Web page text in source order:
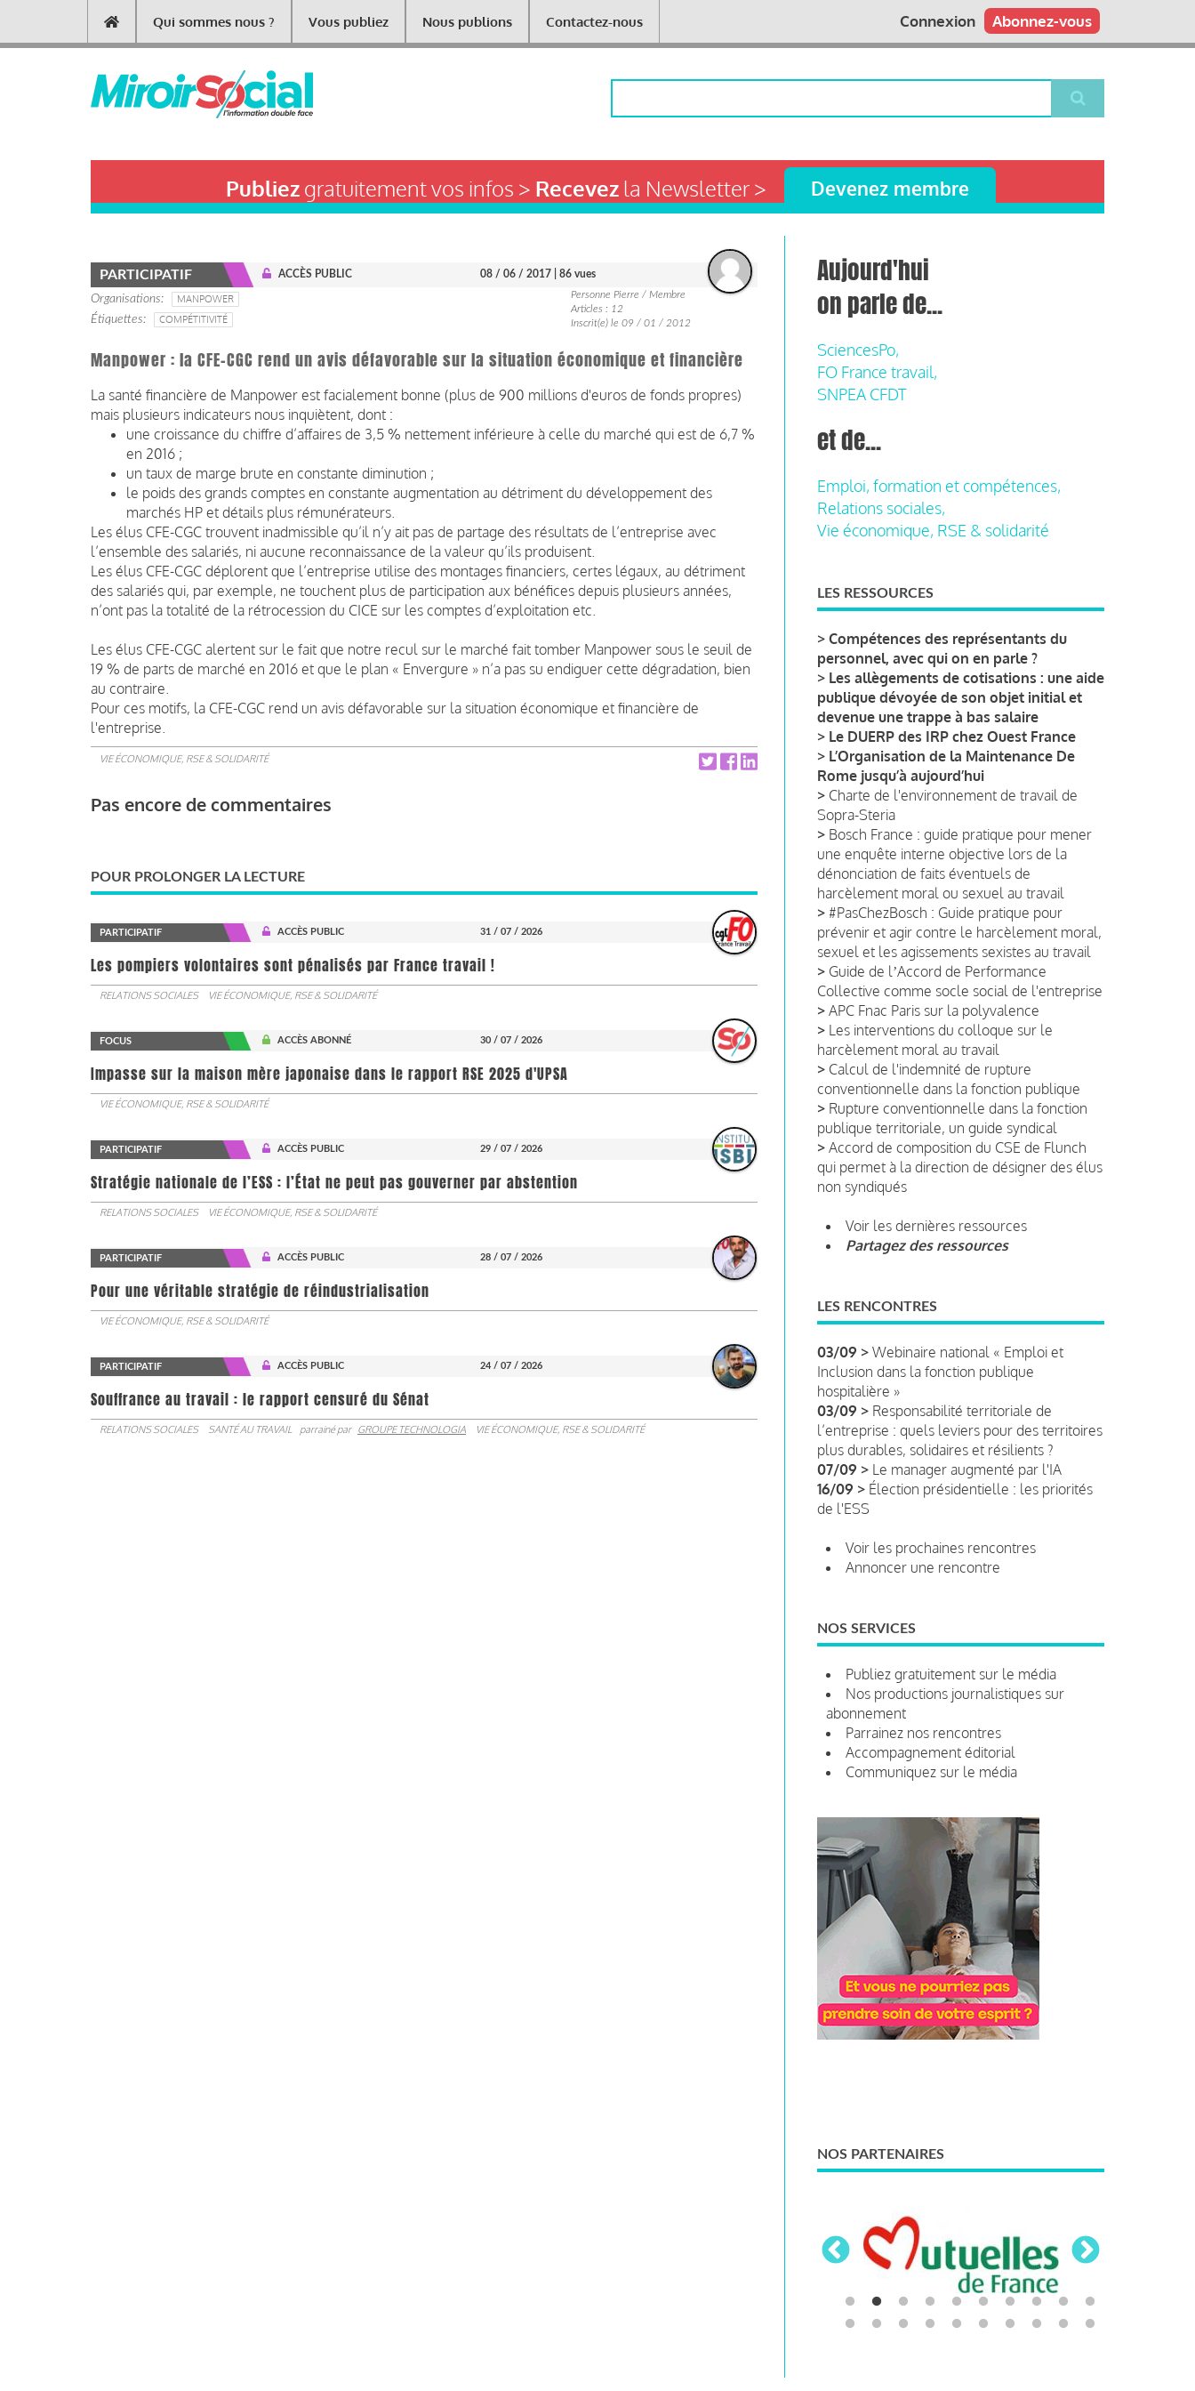
contenu
Main
navigation
Qui sommes nous ? Vous publiez Nous publions Contactez-nous Abonnez-vous
Connexion
Publiezgratuitement vos infos > Recevezla Newsletter > Devenez membre
PARTICIPATIF ACCÈS PUBLIC 08 / 06 / 2017 | 86 vues
Organisations
MANPOWER
Étiquettes
COMPÉTITIVITÉ
Personne Pierre / Membre
Articles : 12
Inscrit(e) le 09 / 01 / 2012
Manpower : la CFE-CGC rend un avis défavorable sur la situation économique et financière
La santé financière de Manpower est facialement bonne (plus de 900 millions d'euros de fonds propres)
mais plusieurs indicateurs nous inquiètent, dont :
une croissance du chiffre d’affaires de 3,5 % nettement inférieure à celle du marché qui est de 6,7 %
en 2016 ;
un taux de marge brute en constante diminution ;
le poids des grands comptes en constante augmentation au détriment du développement des
marchés HP et détails plus rémunérateurs.
Les élus CFE-CGC trouvent inadmissible qu’il n’y ait pas de partage des résultats de l’entreprise avec
l’ensemble des salariés, ni aucune reconnaissance de la valeur qu’ils produisent.
Les élus CFE-CGC déplorent que l’entreprise utilise des montages financiers, certes légaux, au détriment
des salariés qui, par exemple, ne touchent plus de participation aux bénéfices depuis plusieurs années,
n’ont pas la totalité de la rétrocession du CICE sur les comptes d’exploitation etc.
Les élus CFE-CGC alertent sur le fait que notre recul sur le marché fait tomber Manpower sous le seuil de
19 % de parts de marché en 2016 et que le plan « Envergure » n’a pas su endiguer cette dégradation, bien
au contraire.
Pour ces motifs, la CFE-CGC rend un avis défavorable sur la situation économique et financière de
l'entreprise.
VIE ÉCONOMIQUE, RSE & SOLIDARITÉ
Pas encore de commentaires
POUR PROLONGER LA LECTURE
PARTICIPATIF ACCÈS PUBLIC 31 / 07 / 2026
Les pompiers volontaires sont pénalisés par France travail !
RELATIONS SOCIALES VIE ÉCONOMIQUE, RSE & SOLIDARITÉ
FOCUS ACCÈS ABONNÉ 30 / 07 / 2026
Impasse sur la maison mère japonaise dans le rapport RSE 2025 d'UPSA
VIE ÉCONOMIQUE, RSE & SOLIDARITÉ
PARTICIPATIF ACCÈS PUBLIC 29 / 07 / 2026
Stratégie nationale de l’ESS : l’État ne peut pas gouverner par abstention
RELATIONS SOCIALES VIE ÉCONOMIQUE, RSE & SOLIDARITÉ
PARTICIPATIF ACCÈS PUBLIC 28 / 07 / 2026
Pour une véritable stratégie de réindustrialisation
VIE ÉCONOMIQUE, RSE & SOLIDARITÉ
PARTICIPATIF ACCÈS PUBLIC 24 / 07 / 2026
Souffrance au travail : le rapport censuré du Sénat
RELATIONS SOCIALES SANTÉ AU TRAVAIL parrainé par GROUPE TECHNOLOGIA VIE ÉCONOMIQUE, RSE & SOLIDARITÉ
Aujourd'hui
on parle de...
SciencesPo,
FO France travail,
SNPEA CFDT
et de...
Emploi, formation et compétences,
Relations sociales,
Vie économique, RSE & solidarité
LES RESSOURCES
> Compétences des représentants du
personnel, avec qui on en parle ?
> Les allègements de cotisations : une aide
publique dévoyée de son objet initial et
devenue une trappe à bas salaire
> Le DUERP des IRP chez Ouest France
> L’Organisation de la Maintenance De
Rome jusqu’à aujourd’hui
> Charte de l'environnement de travail de
Sopra-Steria
> Bosch France : guide pratique pour mener
une enquête interne objective lors de la
dénonciation de faits éventuels de
harcèlement moral ou sexuel au travail
> #PasChezBosch : Guide pratique pour
prévenir et agir contre le harcèlement moral,
sexuel et les agissements sexistes au travail
> Guide de lʼAccord de Performance
Collective comme socle social de l'entreprise
> APC Fnac Paris sur la polyvalence
> Les interventions du colloque sur le
harcèlement moral au travail
> Calcul de l'indemnité de rupture
conventionnelle dans la fonction publique
> Rupture conventionnelle dans la fonction
publique territoriale, un guide syndical
> Accord de composition du CSE de Flunch
qui permet à la direction de désigner des élus
non syndiqués
Voir les dernières ressources
Partagez des ressources
LES RENCONTRES
03/09 > Webinaire national « Emploi et
Inclusion dans la fonction publique
hospitalière »
03/09 > Responsabilité territoriale de
l’entreprise : quels leviers pour des territoires
plus durables, solidaires et résilients ?
07/09 > Le manager augmenté par l'IA
16/09 > Élection présidentielle : les priorités
de l'ESS
Voir les prochaines rencontres
Annoncer une rencontre
NOS SERVICES
Publiez gratuitement sur le média
Nos productions journalistiques sur
abonnement
Parrainez nos rencontres
Accompagnement éditorial
Communiquez sur le média
NOS PARTENAIRES